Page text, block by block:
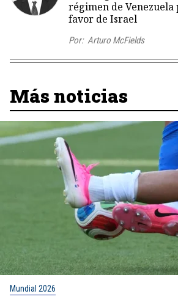
régimen de
favor de Israel
Por: Arturo McFields
Más noticias
Mundial 2026